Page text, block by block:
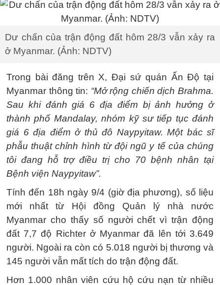
Dư chấn của trận động đất hôm 28/3 vẫn xảy ra
ở Myanmar. (Ảnh: NDTV)
Trong bài đăng trên X, Đại sứ quán Ấn Độ tại
Myanmar thông tin: “Mở rộng chiến dịch Brahma.
Sau khi đánh giá 6 địa điểm bị ảnh hưởng ở
thành phố Mandalay, nhóm kỹ sư tiếp tục đánh
giá 6 địa điểm ở thủ đô Naypyitaw. Một bác sĩ
phẫu thuật chỉnh hình từ đội ngũ y tế của chúng
tôi đang hỗ trợ điều trị cho 70 bệnh nhân tại
Bệnh viện Naypyitaw”.
Tính đến 18h ngày 9/4 (giờ địa phương), số liệu
mới nhất từ Hội đồng Quản lý nhà nước
Myanmar cho thấy số người chết vì trận động
đất 7,7 độ Richter ở Myanmar đã lên tới 3.649
người. Ngoài ra còn có 5.018 người bị thương và
145 người vẫn mất tích do trận động đất.
Hơn 1.000 nhân viên cứu hộ cứu nạn từ nhiều